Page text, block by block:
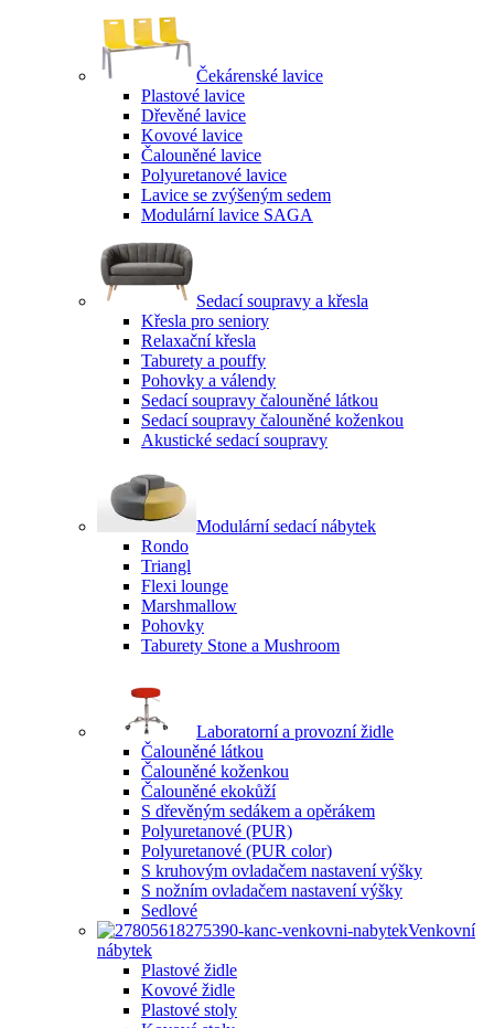
Čekárenské lavice
Plastové lavice
Dřevěné lavice
Kovové lavice
Čalouněné lavice
Polyuretanové lavice
Lavice se zvýšeným sedem
Modulární lavice SAGA
Sedací soupravy a křesla
Křesla pro seniory
Relaxační křesla
Taburety a pouffy
Pohovky a válendy
Sedací soupravy čalouněné látkou
Sedací soupravy čalouněné koženkou
Akustické sedací soupravy
Modulární sedací nábytek
Rondo
Triangl
Flexi lounge
Marshmallow
Pohovky
Taburety Stone a Mushroom
Laboratorní a provozní židle
Čalouněné látkou
Čalouněné koženkou
Čalouněné ekokůží
S dřevěným sedákem a opěrákem
Polyuretanové (PUR)
Polyuretanové (PUR color)
S kruhovým ovladačem nastavení výšky
S nožním ovladačem nastavení výšky
Sedlové
Venkovní
nábytek
Plastové židle
Kovové židle
Plastové stoly